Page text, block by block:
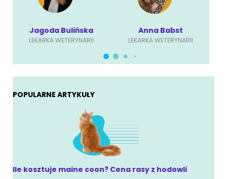
Jagoda Bulińska
LEKARKA WETERYNARII
Anna Babst
LEKARKA WETERYNARII
POPULARNE ARTYKUŁY
Ile kosztuje maine coon? Cena rasy z hodowli